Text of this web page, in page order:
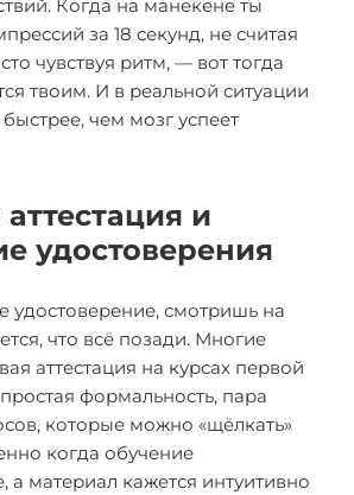
Когда на манекене ты
за 18 секунд, не считая
чувствуя ритм, — вот тогда
твоим. И в реальной ситуации
чем мозг успеет
и
удостоверения
удостоверение, смотришь на
что всё позади. Многие
аттестация на курсах первой
формальность, пара
которые можно «щёлкать»
когда обучение
а материал кажется интуитивно